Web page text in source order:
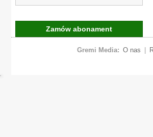
Zamów abonament
Gremi Media: O nas